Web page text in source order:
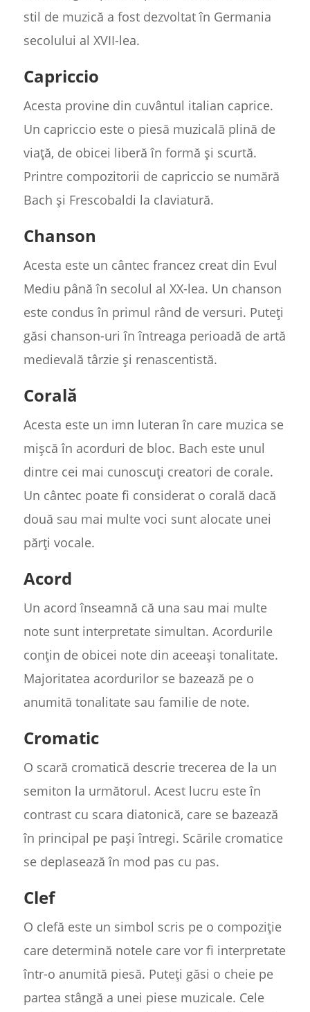
stil de muzică a fost dezvoltat în Germania
secolului al XVII-lea.
Capriccio
Acesta provine din cuvântul italian caprice.
Un capriccio este o piesă muzicală plină de
viață, de obicei liberă în formă și scurtă.
Printre compozitorii de capriccio se numără
Bach și Frescobaldi la claviatură.
Chanson
Acesta este un cântec francez creat din Evul
Mediu până în secolul al XX-lea. Un chanson
este condus în primul rând de versuri. Puteți
găsi chanson-uri în întreaga perioadă de artă
medievală târzie și renascentistă.
Corală
Acesta este un imn luteran în care muzica se
mișcă în acorduri de bloc. Bach este unul
dintre cei mai cunoscuți creatori de corale.
Un cântec poate fi considerat o corală dacă
două sau mai multe voci sunt alocate unei
părți vocale.
Acord
Un acord înseamnă că una sau mai multe
note sunt interpretate simultan. Acordurile
conțin de obicei note din aceeași tonalitate.
Majoritatea acordurilor se bazează pe o
anumită tonalitate sau familie de note.
Cromatic
O scară cromatică descrie trecerea de la un
semiton la următorul. Acest lucru este în
contrast cu scara diatonică, care se bazează
în principal pe pași întregi. Scările cromatice
se deplasează în mod pas cu pas.
Clef
O clefă este un simbol scris pe o compoziție
care determină notele care vor fi interpretate
într-o anumită piesă. Puteți găsi o cheie pe
partea stângă a unei piese muzicale. Cele